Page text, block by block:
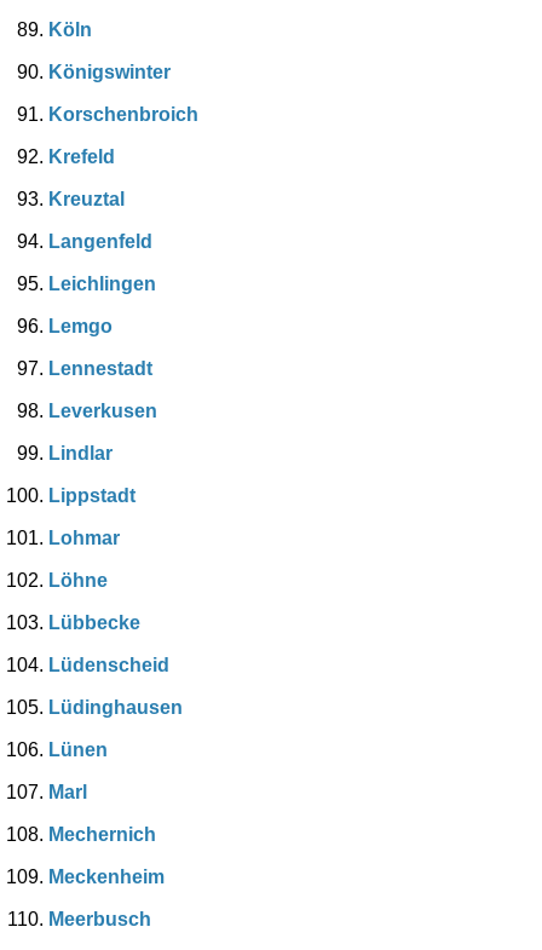
Köln
Königswinter
Korschenbroich
Krefeld
Kreuztal
Langenfeld
Leichlingen
Lemgo
Lennestadt
Leverkusen
Lindlar
Lippstadt
Lohmar
Löhne
Lübbecke
Lüdenscheid
Lüdinghausen
Lünen
Marl
Mechernich
Meckenheim
Meerbusch